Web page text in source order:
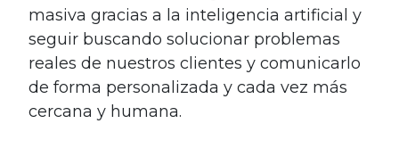
masiva gracias a la inteligencia artificial y
seguir buscando solucionar problemas
reales de nuestros clientes y comunicarlo
de forma personalizada y cada vez más
cercana y humana.